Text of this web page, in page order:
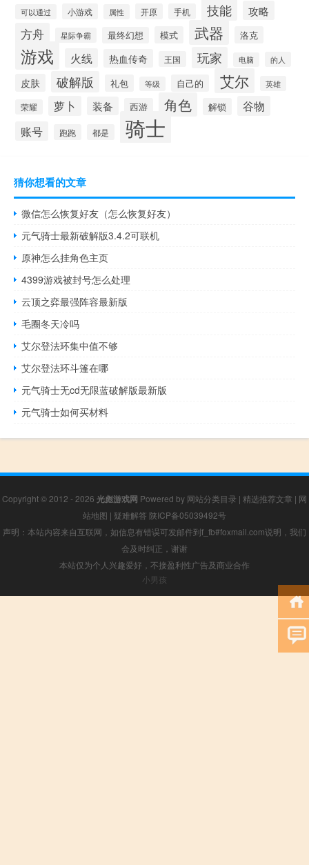
可以通过 小游戏 属性 开原 手机 技能 攻略
方舟 星际争霸 最终幻想 模式 武器 洛克
游戏 火线 热血传奇 王国 玩家 电脑 的人
皮肤 破解版 礼包 等级 自己的 艾尔 英雄
荣耀 萝卜 装备 西游 角色 解锁 谷物
账号 跑跑 都是 骑士
猜你想看的文章
微信怎么恢复好友（怎么恢复好友）
元气骑士最新破解版3.4.2可联机
原神怎么挂角色主页
4399游戏被封号怎么处理
云顶之弈最强阵容最新版
毛圈冬天冷吗
艾尔登法环集中值不够
艾尔登法环斗篷在哪
元气骑士无cd无限蓝破解版最新版
元气骑士如何买材料
Copyright © 2012 - 2026 光彪游戏网 Powered by 网站分类目录 | 精选推荐文章 | 网
站地图 | 疑难解答 陕ICP备05039492号
声明：本站内容来自互联网，如信息有错误可发邮件到f_fb#foxmail.com说明，我们
会及时纠正，谢谢
本站仅为个人兴趣爱好，不接盈利性广告及商业合作
小男孩